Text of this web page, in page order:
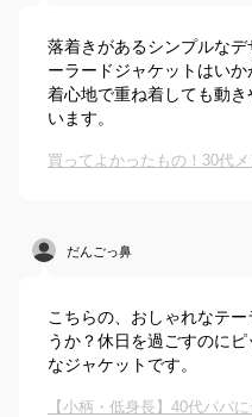
落着きがあるシンプルな
ーラードジャケットはい
着心地で重ね着しても動
います。
だんごっ鼻
こちらの、おしゃれなテ
うか？休日を過ごすのに
なジャケットです。